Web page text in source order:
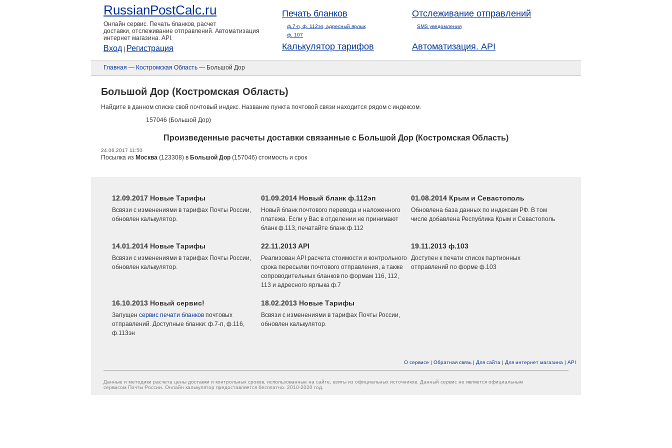
RussianPostCalc.ru
Онлайн сервис. Печать бланков, расчет
доставки, отслеживание отправлений. Автоматизация
интернет магазина. API.
Вход Регистрация
Печать бланков
ф.7-п, ф. 112эп, адресный ярлык
ф. 107
Отслеживание отправлений
SMS уведомления
Калькулятор тарифов Автоматизация. API
Главная — Костромская Область — Большой Дор
Большой Дор (Костромская Область)
Найдите в данном списке свой почтовый индекс. Название пункта почтовой связи находится рядом с индексом.
157046 (Большой Дор)
Произведенные расчеты доставки связанные с Большой Дор (Костромская Область)
24.06.2017 11:50
Посылка из Москва (123308) в Большой Дор (157046) стоимость и срок
12.09.2017 Новые Тарифы
Всвязи с изменениями в тарифах Почты России,
обновлен калькулятор.
01.09.2014 Новый бланк ф.112эп
Новый бланк почтового перевода и наложенного
платежа. Если у Вас в отделении не принимают
бланк ф.113, печатайте бланк ф.112
01.08.2014 Крым и Севастополь
Обновлена база данных по индексам РФ. В том
числе добавлена Республика Крым и Севастополь
14.01.2014 Новые Тарифы
Всвязи с изменениями в тарифах Почты России,
обновлен калькулятор.
22.11.2013 API
Реализован API расчета стоимости и контрольного
срока пересылки почтового отправления, а также
сопроводительных бланков по формам 116, 112,
113 и адресного ярлыка ф.7
19.11.2013 ф.103
Доступен к печати список партионных
отправлений по форме ф.103
16.10.2013 Новый сервис!
Запущен сервис печати бланков почтовых
отправлений. Доступные бланки: ф.7-п, ф.116,
ф.113эн
18.02.2013 Новые Тарифы
Всвязи с изменениями в тарифах Почты России,
обновлен калькулятор.
О сервисе | Обратная связь | Для сайта | Для интернет магазина | API
Данные и методики расчета цены доставки и контрольных сроков, использованные на сайте, взяты из официальных источников. Данный сервис не является официальным
сервисом Почты России. Онлайн калькулятор предоставляется бесплатно. 2010-2020 год.